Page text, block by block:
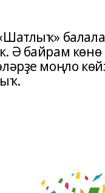
Ә байрам
моңло